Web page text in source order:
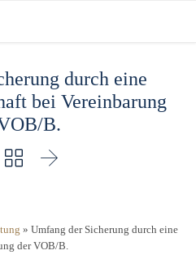
durch eine
bei Vereinbarung
B.
 
» Umfang der Sicherung durch eine
der VOB/B.